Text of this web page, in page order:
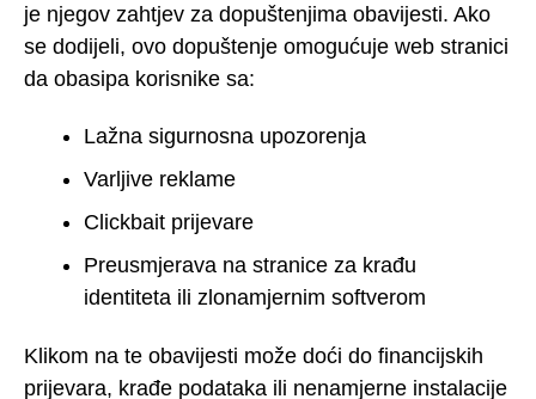
je njegov zahtjev za dopuštenjima obavijesti. Ako
se dodijeli, ovo dopuštenje omogućuje web stranici
da obasipa korisnike sa:
Lažna sigurnosna upozorenja
Varljive reklame
Clickbait prijevare
Preusmjerava na stranice za krađu
identiteta ili zlonamjernim softverom
Klikom na te obavijesti može doći do financijskih
prijevara, krađe podataka ili nenamjerne instalacije